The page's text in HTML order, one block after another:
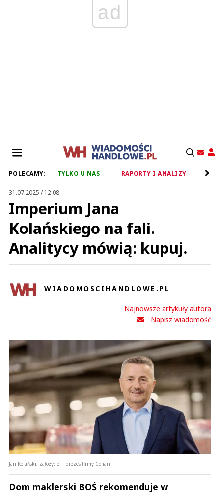
ad
POLECAMY: TYLKO U NAS RAPORTY I ANALIZY
31.07.2025 / 12:08
Imperium Jana
Kolańskiego na fali.
Analitycy mówią: kupuj.
WIADOMOSCIHANDLOWE.PL
Najnowsze artykuły autora
Napisz wiadomość
Jan Kolański, założyciel i prezes firmy Colian
Dom maklerski BOŚ rekomenduje w